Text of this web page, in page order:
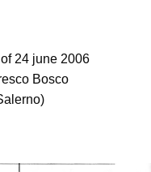
24 june 2006
Bosco